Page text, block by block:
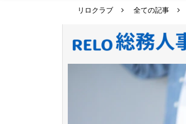
リロクラブ 全ての記事